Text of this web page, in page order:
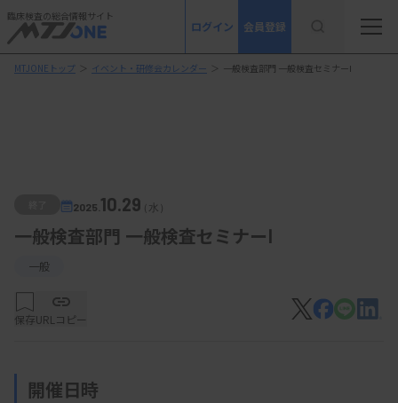
臨床検査の総合情報サイト
ログイン 会員登録
MTJONEトップ ＞ イベント・研修会カレンダー ＞ 一般検査部門 一般検査セミナーⅠ
2025. 10.29（水）
一般検査部門 一般検査セミナーⅠ
一般
保存URLコピー
開催日時